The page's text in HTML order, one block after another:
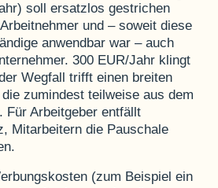
soll ersatzlos gestrichen
und – soweit diese
anwendbar war – auch
300 EUR/Jahr klingt
Wegfall trifft einen breiten
zumindest teilweise aus dem
Für Arbeitgeber entfällt
Mitarbeitern die Pauschale
(zum Beispiel ein